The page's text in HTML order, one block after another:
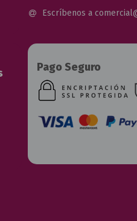
Escríbenos a
Pago Seguro